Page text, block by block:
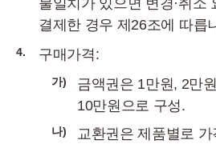
불일치가 있으면 변경·취소
결제한 경우 제26조에 따릅
4. 구매가격:
가)
금액권은 1만원, 2만
10만원으로 구성.
나) 교환권은 제품별로